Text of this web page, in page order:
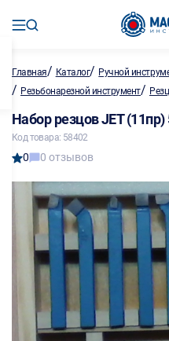
Главная/ Каталог/ Ручной
/ Резьбонарезной инструмент/
Набор резцов JET
Код товара: 58402
0 0 отзывов